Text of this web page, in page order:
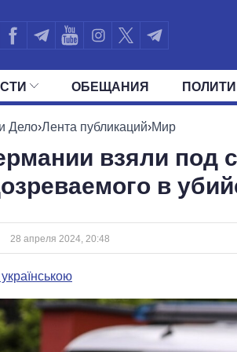
ОБЕЩАНИЯ
ВСЕ ПОЛИТИКИ ПРЕЗИДЕНТ И
Дело›Лента публикаций›Мир
взяли под
в
28 апреля 2024, 20:48